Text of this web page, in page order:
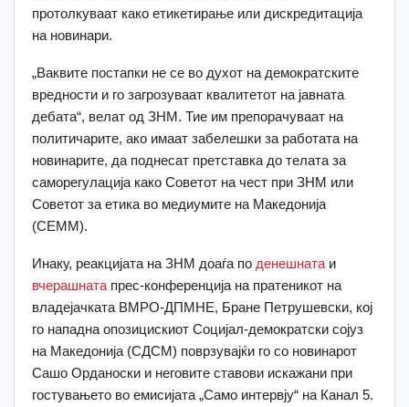
протолкуваат како етикетирање или дискредитација
на новинари.
„Ваквите постапки не се во духот на демократските
вредности и го загрозуваат квалитетот на јавната
дебата“, велат од ЗНМ. Тие им препорачуваат на
политичарите, ако имаат забелешки за работата на
новинарите, да поднесат претставка до телата за
саморегулација како Советот на чест при ЗНМ или
Советот за етика во медиумите на Македонија
(СЕММ).
Инаку, реакцијата на ЗНМ доаѓа по денешната и
вчерашната прес-конференција на пратеникот на
владејачката ВМРО-ДПМНЕ, Бране Петрушевски, кој
го нападна опозицискиот Социјал-демократски сојуз
на Македонија (СДСМ) поврзувајќи го со новинарот
Сашо Орданоски и неговите ставови искажани при
гостувањето во емисијата „Само интервју“ на Канал 5.